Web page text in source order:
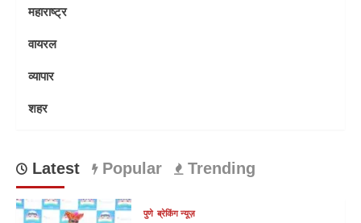
महाराष्ट्र
वायरल
व्यापार
शहर
Latest Popular Trending
पुणे ब्रेकिंग न्यूज़